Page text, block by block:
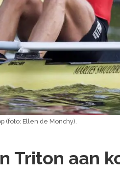
(foto: Ellen de Monchy).
Triton aan